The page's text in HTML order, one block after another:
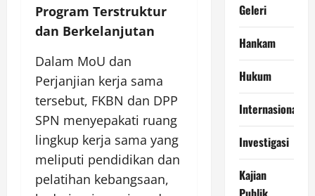
Program Terstruktur
dan Berkelanjutan
Dalam MoU dan
Perjanjian kerja sama
tersebut, FKBN dan DPP
SPN menyepakati ruang
lingkup kerja sama yang
meliputi pendidikan dan
pelatihan kebangsaan,
Geleri
Hankam
Hukum
Internasional
Investigasi
Kajian